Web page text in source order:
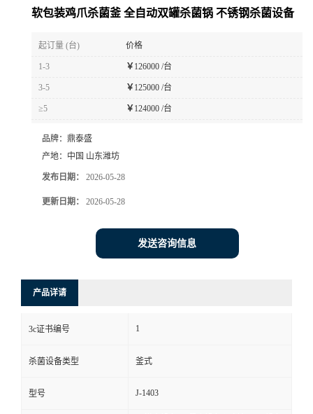
软包装鸡爪杀菌釜 全自动双罐杀菌锅 不锈钢杀菌设备
起订量 (台) 价格
1-3 ￥ 126000 /台
3-5 ￥ 125000 /台
≥5 ￥ 124000 /台
品牌： 鼎泰盛
产地： 中国 山东潍坊
发布日期： 2026-05-28
更新日期： 2026-05-28
发送咨询信息
产品详请
3c证书编号 1
杀菌设备类型 釜式
型号 J-1403